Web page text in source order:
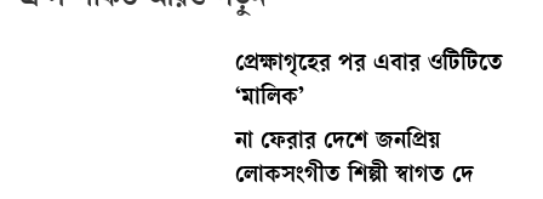
প্রেক্ষাগৃহের পর এবার ওটিটিতে
‘মালিক’
না ফেরার দেশে জনপ্রিয়
লোকসংগীত শিল্পী স্বাগত দে